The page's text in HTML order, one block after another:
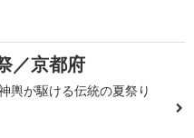
／京都府
輿が駆ける伝統の夏祭り